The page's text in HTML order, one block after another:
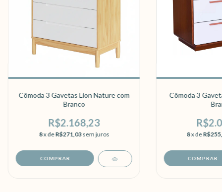
Cômoda 3 Gavetas Lion Nature com
Branco
R$2.168,23
8x deR$271,03sem juros
Cômoda 3
8x de